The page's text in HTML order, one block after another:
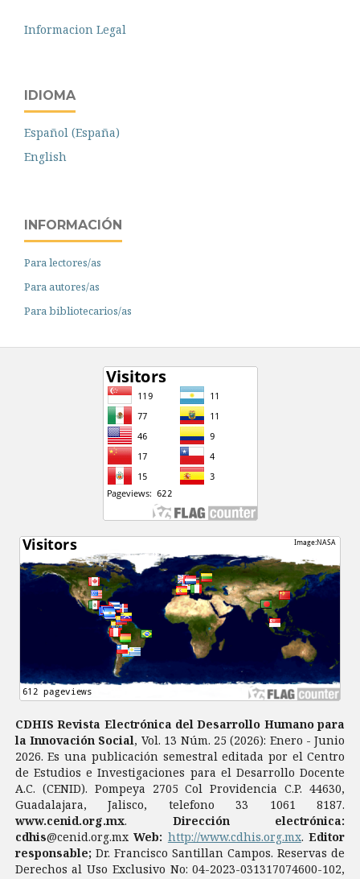
Informacion Legal
IDIOMA
Español (España)
English
INFORMACIÓN
Para lectores/as
Para autores/as
Para bibliotecarios/as
CDHIS Revista Electrónica del Desarrollo Humano para
la Innovación Social, Vol. 13 Núm. 25 (2026): Enero - Junio
2026. Es una publicación semestral editada por el Centro
de Estudios e Investigaciones para el Desarrollo Docente
A.C. (CENID). Pompeya 2705 Col Providencia C.P. 44630,
Guadalajara, Jalisco, telefono 33 1061 8187.
www.cenid.org.mx. Dirección electrónica:
cdhis@cenid.org.mxWeb: http://www.cdhis.org.mx. Editor
responsable; Dr. Francisco Santillan Campos. Reservas de
Derechos al Uso Exclusivo No: 04-2023-031317074600-102,